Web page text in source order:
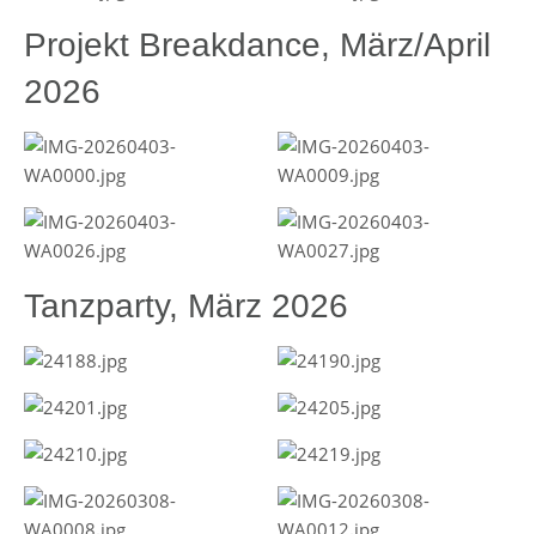
Projekt Breakdance, März/April
2026
Tanzparty, März 2026